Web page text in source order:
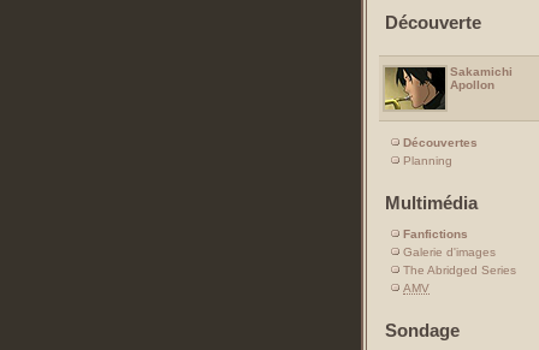
Découverte
Sakamichi
Apollon
Découvertes
Planning
Multimédia
Fanfictions
Galerie d'images
The Abridged Series
AMV
Sondage